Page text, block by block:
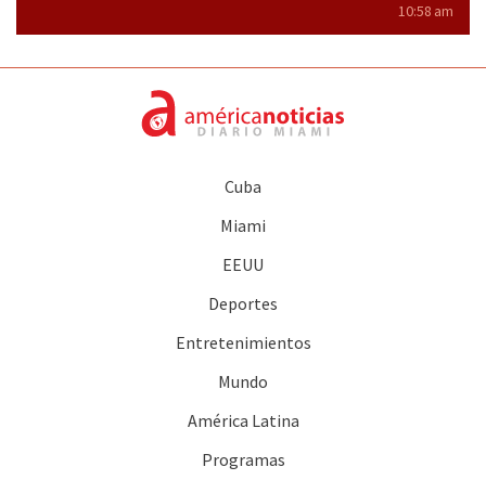
10:58 am
Cuba
Miami
EEUU
Deportes
Entretenimientos
Mundo
América Latina
Programas